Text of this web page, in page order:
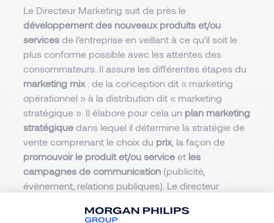
Le Directeur Marketing suit de près le
développement des nouveaux produits et/ou
servicesde l’entreprise en veillant à ce qu’il soit le
plus conforme possible avec les attentes des
consommateurs. Il assure les différentes étapes du
marketing mix: de la conception dit « marketing
opérationnel » à la distribution dit « marketing
stratégique ». Il élabore pour cela un plan marketing
stratégiquedans lequel il détermine la stratégie de
vente comprenant le choix du prix, la façon de
promouvoir le produit et/ou serviceet les
campagnes de communication(publicité,
évènement, relations publiques). Le directeur
en œuvre des plans de lancement des produits